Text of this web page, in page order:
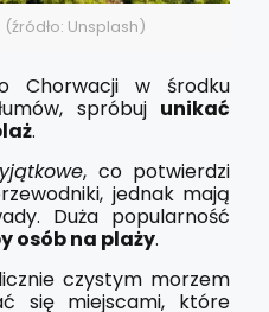
Unsplash)
Chorwacji w środku
spróbuj unikać
.
, co potwierdzi
jednak mają
Duża popularność
osób na plaży.
czystym morzem
się miejscami, które